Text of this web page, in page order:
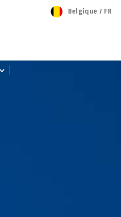
Belgique / FR